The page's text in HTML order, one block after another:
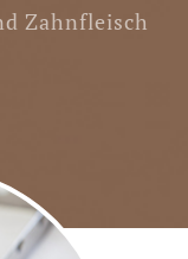
Zahnfleisch